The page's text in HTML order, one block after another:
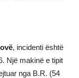
, incidenti është
Një makinë e tipit
nga B.R. (54